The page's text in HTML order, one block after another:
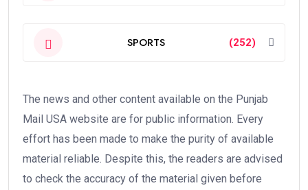
SPORTS (252)
The news and other content available on the Punjab
Mail USA website are for public information. Every
effort has been made to make the purity of available
material reliable. Despite this, the readers are advised
to check the accuracy of the material given before